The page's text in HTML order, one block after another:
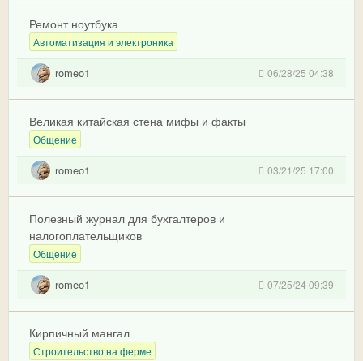
Ремонт ноутбука
Автоматизация и электроника
romeo1 06/28/25 04:38
Великая китайская стена мифы и факты
Общение
romeo1 03/21/25 17:00
Полезный журнал для бухгалтеров и
налогоплательщиков
Общение
romeo1 07/25/24 09:39
Кирпичный мангал
Строительство на ферме